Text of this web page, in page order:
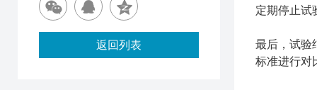
定期停止试
最后，试验
标准进行对
返回列表